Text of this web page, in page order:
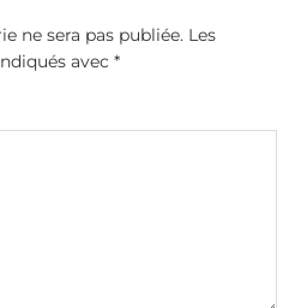
ne sera pas publiée. Les
avec *